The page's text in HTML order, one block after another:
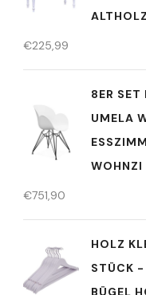
LTHOLZ
€225,99
8ER SET
UMELA
OHNZI
€751,90
HOLZ
TÜCK -
ÜGEL